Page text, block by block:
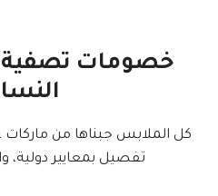
خصومات تصفية
كل الملابس جبناها من ماركات
تفصيل بمعايير دولية،